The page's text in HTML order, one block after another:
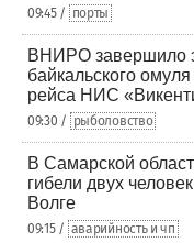
09:45 / порты
ВНИРО завершило
байкальского
рейса НИС
09:30 / рыболовство
В Самарской
гибели двух
Волге
09:15 / аварийность и чп